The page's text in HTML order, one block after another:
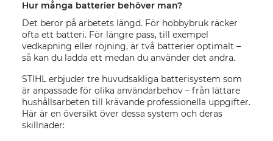
Hur många batterier behöver man?
Det beror på arbetets längd. För hobbybruk räcker
ofta ett batteri. För längre pass, till exempel
vedkapning eller röjning, är två batterier optimalt –
så kan du ladda ett medan du använder det andra.
STIHL erbjuder tre huvudsakliga batterisystem som
är anpassade för olika användarbehov – från lättare
hushållsarbeten till krävande professionella uppgifter.
Här är en översikt över dessa system och deras
skillnader: